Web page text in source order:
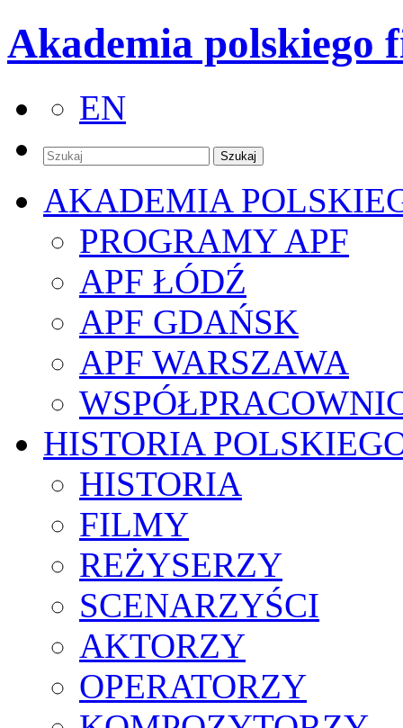
Akademia polskiego
EN
AKADEMIA
PROGRAMY APF
APF ŁÓDŹ
APF GDAŃSK
APF WARSZAWA
HISTORIA
HISTORIA
FILMY
REŻYSERZY
SCENARZYŚCI
AKTORZY
OPERATORZY